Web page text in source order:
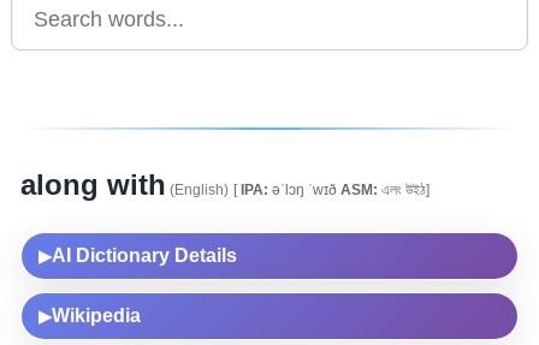
along with (English) [IPA: əˈlɔŋ ˈwɪð ASM: এলং উইঠ]
▶AI Dictionary Details
▶Wikipedia